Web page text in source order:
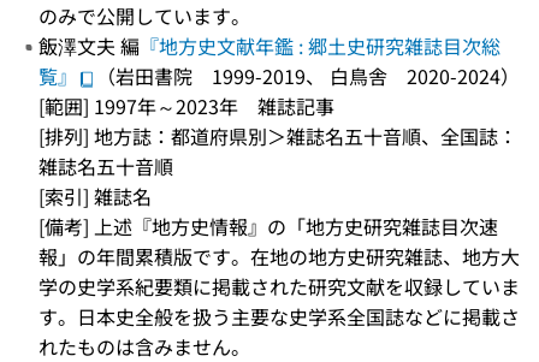
のみで公開しています。
飯澤文夫 編 『地方史文献年鑑 : 郷土史研究雑誌目次総
覧』
（岩田書院 1999-2019、 白鳥舎 2020-2024）
[範囲] 1997年～2023年 雑誌記事
[排列] 地方誌：都道府県別＞雑誌名五十音順、全国誌：
雑誌名五十音順
[索引] 雑誌名
[備考] 上述『地方史情報』の「地方史研究雑誌目次速
報」の年間累積版です。在地の地方史研究雑誌、地方大
学の史学系紀要類に掲載された研究文献を収録していま
す。日本史全般を扱う主要な史学系全国誌などに掲載さ
れたものは含みません。